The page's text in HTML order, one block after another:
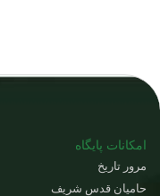
امکانات پایگاه
مرور تاریخ
حامیان قدس شریف